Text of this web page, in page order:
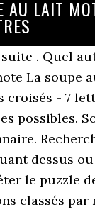
AU LAIT
. Quel
La soupe
croisés - 7
possibles.
dessus
le puzzle
classés par